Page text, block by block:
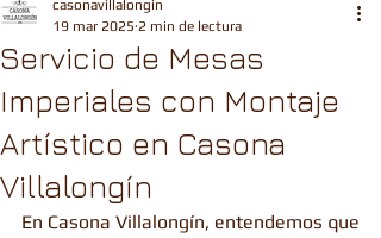
Servicio de Mesas
Imperiales con Montaje
Artístico en Casona
Villalongín
casonavillalongin
19 mar 2025 2 min de lectura
En Casona Villalongín, entendemos que